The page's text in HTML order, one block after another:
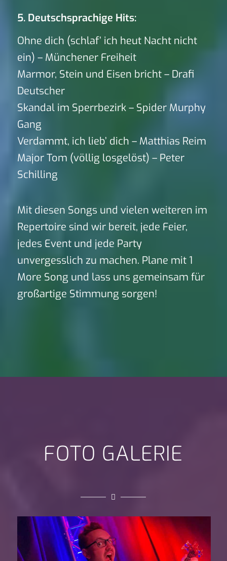
5. Deutschsprachige Hits:
Ohne dich (schlaf’ ich heut Nacht nicht
ein) – Münchener Freiheit
Marmor, Stein und Eisen bricht – Drafi
Deutscher
Skandal im Sperrbezirk – Spider Murphy
Gang
Verdammt, ich lieb’ dich – Matthias Reim
Major Tom (völlig losgelöst) – Peter
Schilling
Mit diesen Songs und vielen weiteren im
Repertoire sind wir bereit, jede Feier,
jedes Event und jede Party
unvergesslich zu machen. Plane mit 1
More Song und lass uns gemeinsam für
großartige Stimmung sorgen!
FOTO GALERIE